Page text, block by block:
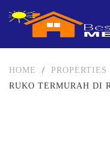
HOME / PROPERTIES
RUKO TERMURAH DI